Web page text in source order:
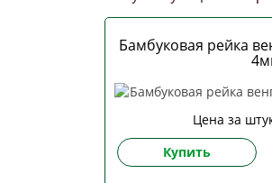
Бамбуковая рейка
Цена за
Купить